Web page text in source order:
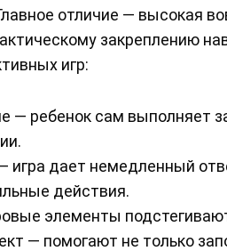
отличие — высокая
закреплению
игр:
— ребенок сам выполняет
игра дает немедленный
действия.
элементы
— помогают не только